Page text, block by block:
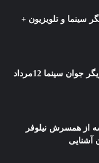
سینما و تلویزیون +
درگذشت مریم همتیان بازیگر جوان سینما 12مرداد
از همسرش نیلوفر
آشنایی